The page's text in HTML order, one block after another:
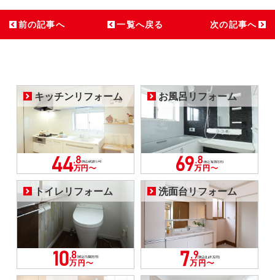
前の記事へ 一覧へ戻る 次の記事へ
キッチンリフォーム お風呂リフォーム
トイレリフォーム 洗面台リフォーム